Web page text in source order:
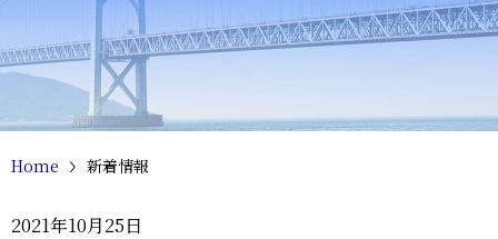
Home 新着情報
2021年10月25日